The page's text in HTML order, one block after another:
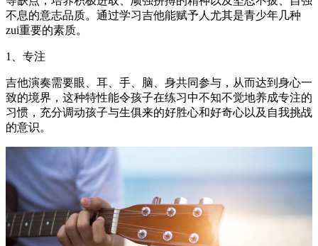
不息的意志品质。通过学习吉他能赋予人尤其是青少年几种
zui重要的素质。
1、专注
吉他演奏需要眼、耳、手、脑、身共同参与，从而达到身心一
致的境界，这种特性能令孩子在练习中不知不觉地养成专注的
习惯，充分调动孩子与生俱来的好胜心和好奇心以及自我挑战
的意识。